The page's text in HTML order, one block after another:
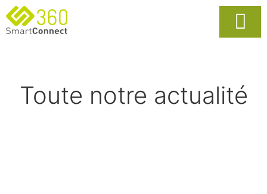
Toute notre actualité